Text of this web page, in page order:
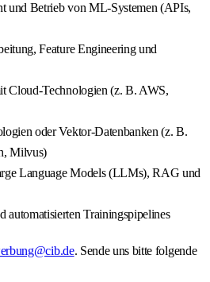
und Betrieb von ML-Systemen (APIs,
Feature Engineering und
Cloud-Technologien (z. B. AWS,
oder Vektor-Datenbanken (z. B.
Milvus)
Language Models (LLMs), RAG und
Trainingspipelines
. Sende uns bitte folgende